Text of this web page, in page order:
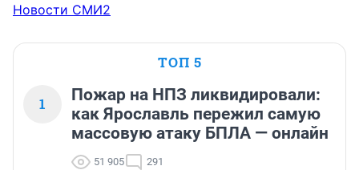
Новости СМИ2
ТОП 5
1
Пожар на НПЗ ликвидировали:
как Ярославль пережил самую
массовую атаку БПЛА — онлайн
51 905 291